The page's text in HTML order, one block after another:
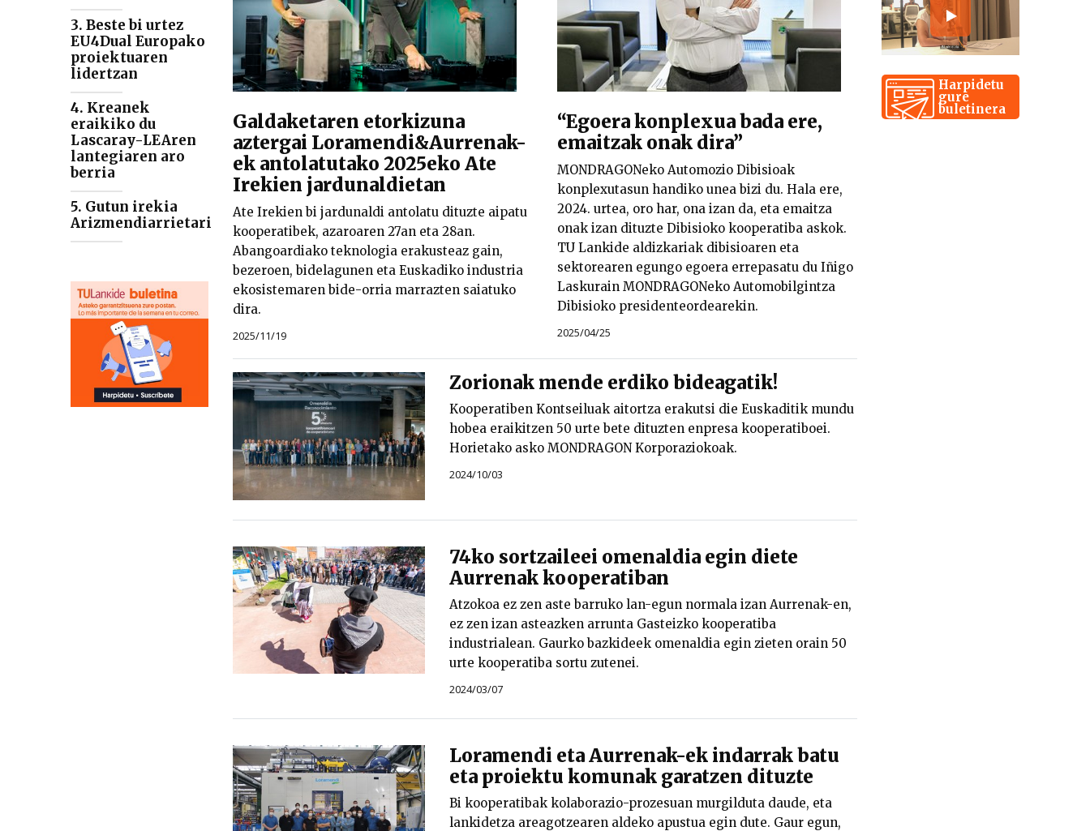
3. Beste bi urtez
EU4Dual Europako
proiektuaren
lidertzan
4. Kreanek
eraikiko du
Lascaray-LEAren
lantegiaren aro
berria
5. Gutun irekia
Arizmendiarrietari
Galdaketaren etorkizuna
aztergai Loramendi&Aurrenak-
ek antolatutako 2025eko Ate
Irekien jardunaldietan
Ate Irekien bi jardunaldi antolatu dituzte aipatu
kooperatibek, azaroaren 27an eta 28an.
Abangoardiako teknologia erakusteaz gain,
bezeroen, bidelagunen eta Euskadiko industria
ekosistemaren bide-orria marrazten saiatuko
dira.
2025/11/19
“Egoera konplexua bada ere,
emaitzak onak dira”
MONDRAGONeko Automozio Dibisioak
konplexutasun handiko unea bizi du. Hala ere,
2024. urtea, oro har, ona izan da, eta emaitza
onak izan dituzte Dibisioko kooperatiba askok.
TU Lankide aldizkariak dibisioaren eta
sektorearen egungo egoera errepasatu du Iñigo
Laskurain MONDRAGONeko Automobilgintza
Dibisioko presidenteordearekin.
2025/04/25
Zorionak mende erdiko bideagatik!
Kooperatiben Kontseiluak aitortza erakutsi die Euskaditik mundu
hobea eraikitzen 50 urte bete dituzten enpresa kooperatiboei.
Horietako asko MONDRAGON Korporaziokoak.
2024/10/03
74ko sortzaileei omenaldia egin diete
Aurrenak kooperatiban
Atzokoa ez zen aste barruko lan-egun normala izan Aurrenak-en,
ez zen izan asteazken arrunta Gasteizko kooperatiba
industrialean. Gaurko bazkideek omenaldia egin zieten orain 50
urte kooperatiba sortu zutenei.
2024/03/07
Loramendi eta Aurrenak-ek indarrak batu
eta proiektu komunak garatzen dituzte
Bi kooperatibak kolaborazio-prozesuan murgilduta daude, eta
lankidetza areagotzearen aldeko apustua egin dute. Gaur egun,
Harpidetu
gure
buletinera